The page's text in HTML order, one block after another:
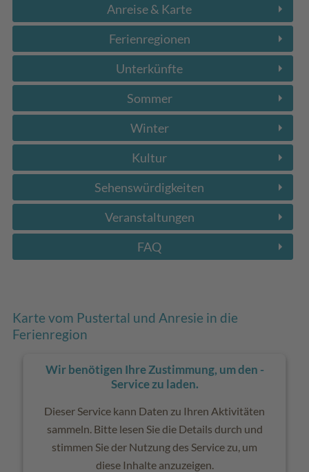
Anreise & Karte
Ferienregionen
Unterkünfte
Sommer
Winter
Kultur
Sehenswürdigkeiten
Veranstaltungen
FAQ
Karte vom Pustertal und Anresie in die
Ferienregion
Wir benötigen Ihre Zustimmung, um den -
Service zu laden.
Dieser Service kann Daten zu Ihren Aktivitäten
sammeln. Bitte lesen Sie die Details durch und
stimmen Sie der Nutzung des Service zu, um
diese Inhalte anzuzeigen.